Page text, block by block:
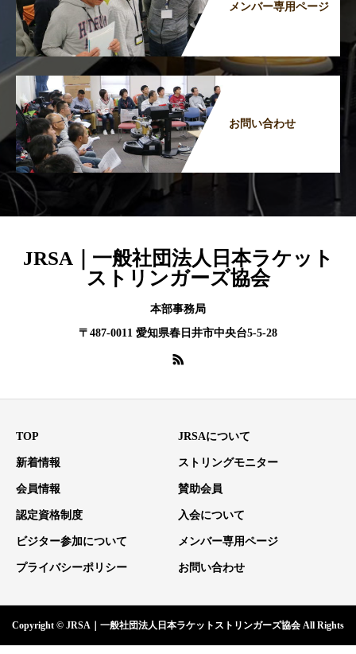
メンバー専用ページ
お問い合わせ
JRSA｜一般社団法人日本ラケット
ストリンガーズ協会
本部事務局
〒487-0011 愛知県春日井市中央台5-5-28
TOP JRSAについて
新着情報 ストリングモニター
会員情報 賛助会員
認定資格制度 入会について
ビジター参加について メンバー専用ページ
プライバシーポリシー お問い合わせ
Copyright © JRSA｜一般社団法人日本ラケットストリンガーズ協会 All Rights